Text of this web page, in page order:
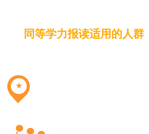
同等学力报读适用的人群
★